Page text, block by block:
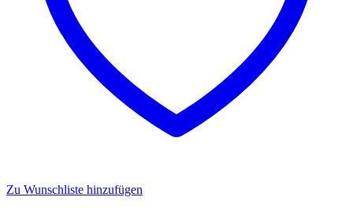
Zu Wunschliste hinzufügen